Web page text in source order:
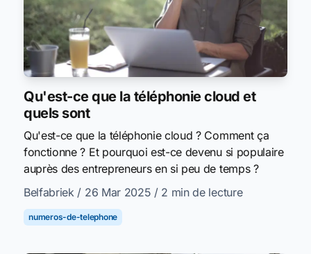
Qu'est-ce que la téléphonie cloud et
quels sont
Qu'est-ce que la téléphonie cloud ? Comment ça
fonctionne ? Et pourquoi est-ce devenu si populaire
auprès des entrepreneurs en si peu de temps ?
Belfabriek / 26 Mar 2025 / 2 min de lecture
numeros-de-telephone